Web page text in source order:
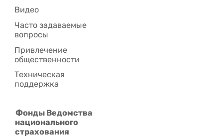
Видео
Часто задаваемые
вопросы
Привлечение
общественности
Техническая
поддержка
Фонды Ведомства
национального
страхования